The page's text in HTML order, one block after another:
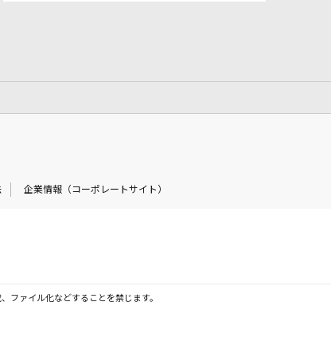
企業情報（コーポレートサイト）
ファイル化などすることを禁じます。